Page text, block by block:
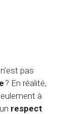
pas
? En réalité,
à
respect